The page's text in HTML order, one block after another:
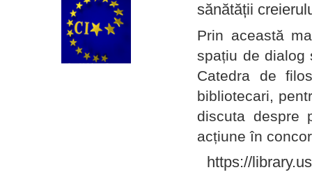
sănătății
Prin această
spațiu de dialog
Catedra de
bibliotecari,
discuta despre
acțiune în
https://